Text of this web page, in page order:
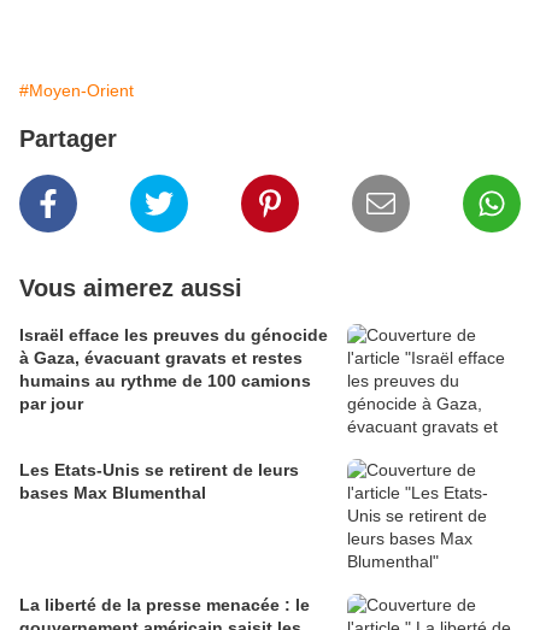
#Moyen-Orient
Partager
Vous aimerez aussi
Israël efface les preuves du génocide
à Gaza, évacuant gravats et restes
humains au rythme de 100 camions
par jour
Les Etats-Unis se retirent de leurs
bases Max Blumenthal
La liberté de la presse menacée : le